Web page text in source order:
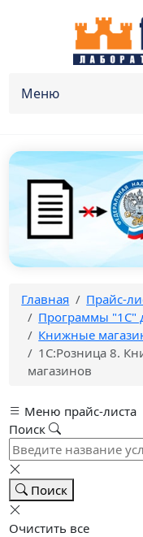
Меню
Главная
Прайс-
Программы "1C"
Книжные
1С:Розница 8.
магазинов
Меню прайс-листа
Поиск
Поиск
Очистить все